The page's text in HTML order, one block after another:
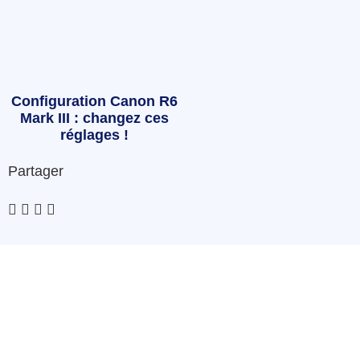
Configuration Canon R6
Mark III : changez ces
réglages !
Partager